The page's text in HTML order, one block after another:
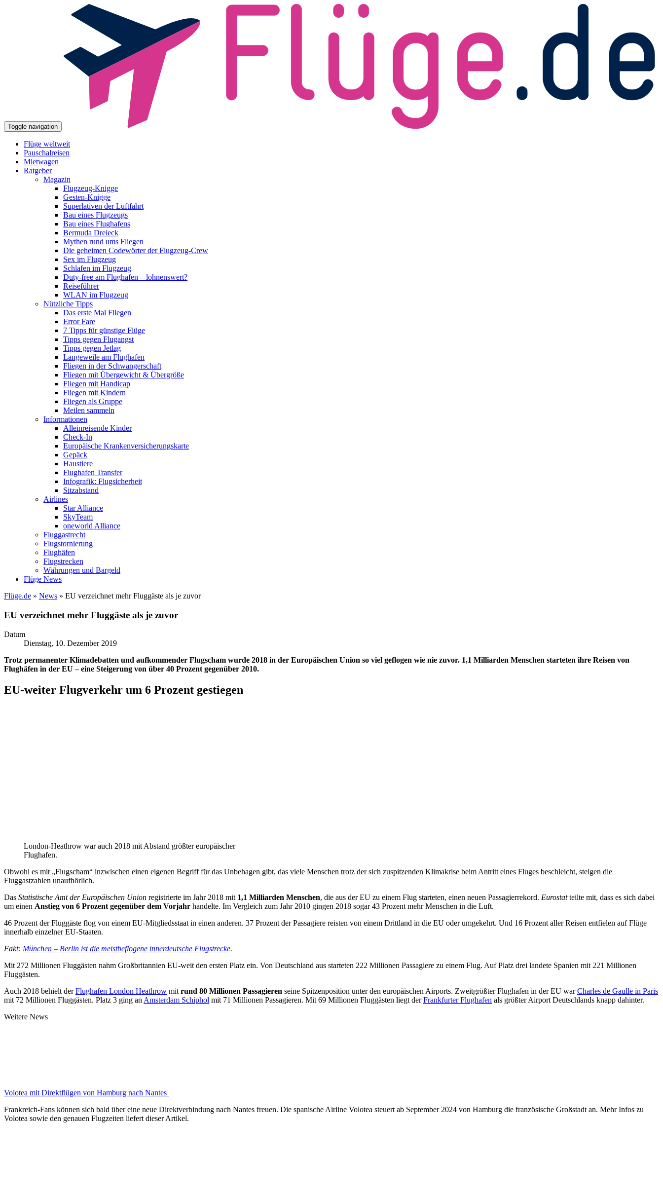
Toggle navigation
Flüge weltweit
Pauschalreisen
Mietwagen
Ratgeber
Magazin
Flugzeug-Knigge
Gesten-Knigge
Superlativen der Luftfahrt
Bau eines Flugzeugs
Bau eines Flughafens
Bermuda Dreieck
Mythen rund ums Fliegen
Die geheimen Codewörter der Flugzeug-Crew
Sex im Flugzeug
Schlafen im Flugzeug
Duty-free am Flughafen – lohnenswert?
Reiseführer
WLAN im Flugzeug
Nützliche Tipps
Das erste Mal Fliegen
Error Fare
7 Tipps für günstige Flüge
Tipps gegen Flugangst
Tipps gegen Jetlag
Langeweile am Flughafen
Fliegen in der Schwangerschaft
Fliegen mit Übergewicht & Übergröße
Fliegen mit Handicap
Fliegen mit Kindern
Fliegen als Gruppe
Meilen sammeln
Informationen
Alleinreisende Kinder
Check-In
Europäische Krankenversicherungskarte
Gepäck
Haustiere
Flughafen Transfer
Infografik: Flugsicherheit
Sitzabstand
Airlines
Star Alliance
SkyTeam
oneworld Alliance
Fluggastrecht
Flugstornierung
Flughäfen
Flugstrecken
Währungen und Bargeld
Flüge News
Flüge.de » News » EU verzeichnet mehr Fluggäste als je zuvor
EU verzeichnet mehr Fluggäste als je zuvor
Datum
Dienstag, 10. Dezember 2019
Trotz permanenter Klimadebatten und aufkommender Flugscham wurde 2018 in der Europäischen Union so viel geflogen wie nie zuvor. 1,1 Milliarden Menschen starteten ihre Reisen von
Flughäfen in der EU – eine Steigerung von über 40 Prozent gegenüber 2010.
EU-weiter Flugverkehr um 6 Prozent gestiegen
London-Heathrow war auch 2018 mit Abstand größter europäischer
Flughafen.
Obwohl es mit „Flugscham“ inzwischen einen eigenen Begriff für das Unbehagen gibt, das viele Menschen trotz der sich zuspitzenden Klimakrise beim Antritt eines Fluges beschleicht, steigen die
Fluggastzahlen unaufhörlich.
Das Statistische Amt der Europäischen Union registrierte im Jahr 2018 mit 1,1 Milliarden Menschen, die aus der EU zu einem Flug starteten, einen neuen Passagierrekord. Eurostatteilte mit, dass es sich dabei
um einen Anstieg von 6 Prozent gegenüber dem Vorjahr handelte. Im Vergleich zum Jahr 2010 gingen 2018 sogar 43 Prozent mehr Menschen in die Luft.
46 Prozent der Fluggäste flog von einem EU-Mitgliedsstaat in einen anderen. 37 Prozent der Passagiere reisten von einem Drittland in die EU oder umgekehrt. Und 16 Prozent aller Reisen entfielen auf Flüge
innerhalb einzelner EU-Staaten.
Fakt: München – Berlin ist die meistbeflogene innerdeutsche Flugstrecke.
Mit 272 Millionen Fluggästen nahm Großbritannien EU-weit den ersten Platz ein. Von Deutschland aus starteten 222 Millionen Passagiere zu einem Flug. Auf Platz drei landete Spanien mit 221 Millionen
Fluggästen.
Auch 2018 behielt derFlughafen London Heathrow mit rund 80 Millionen Passagieren seine Spitzenposition unter den europäischen Airports. Zweitgrößter Flughafen in der EU warCharles de Gaulle in Paris
mit 72 Millionen Fluggästen. Platz 3 ging an Amsterdam Schiphol mit 71 Millionen Passagieren. Mit 69 Millionen Fluggästen liegt derFrankfurter Flughafen als größter Airport Deutschlands knapp dahinter.
Weitere News
Volotea mit Direktflügen von Hamburg nach Nantes
Frankreich-Fans können sich bald über eine neue Direktverbindung nach Nantes freuen. Die spanische Airline Volotea steuert ab September 2024 von Hamburg die französische Großstadt an. Mehr Infos zu
Volotea sowie den genauen Flugzeiten liefert dieser Artikel.